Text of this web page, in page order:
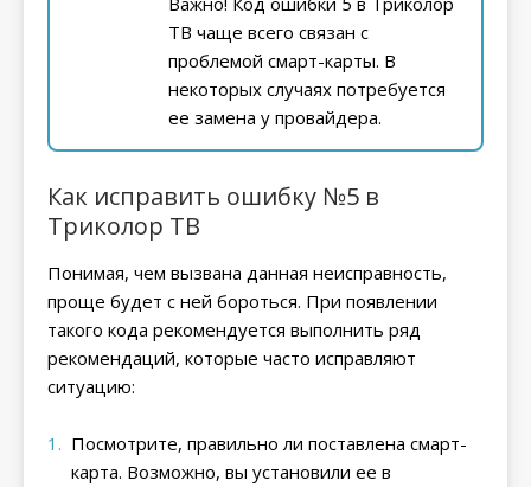
ТВ чаще всего связан с
проблемой смарт-карты. В
некоторых случаях потребуется
ее замена у провайдера.
Как исправить ошибку №5 в
Триколор ТВ
Понимая, чем вызвана данная неисправность,
проще будет с ней бороться. При появлении
такого кода рекомендуется выполнить ряд
рекомендаций, которые часто исправляют
ситуацию:
Посмотрите, правильно ли поставлена смарт-
карта. Возможно, вы установили ее в